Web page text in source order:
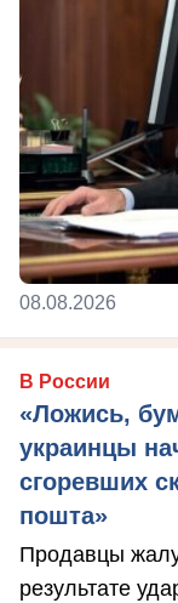
08.08.2026
В России
«Ложись,
украинцы
сгоревших
пошта»
Продавцы
результате